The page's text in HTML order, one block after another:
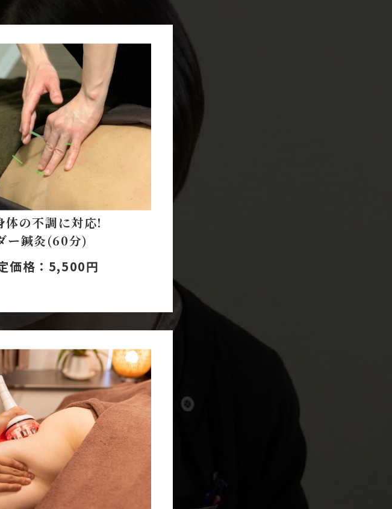
体の不調に対応!
ー鍼灸(60分)
価格：5,500円